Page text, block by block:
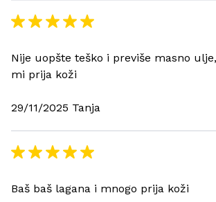
Nije uopšte teško i previše masno
mi prija koži
29/11/2025 Tanja
Baš baš lagana i mnogo prija koži